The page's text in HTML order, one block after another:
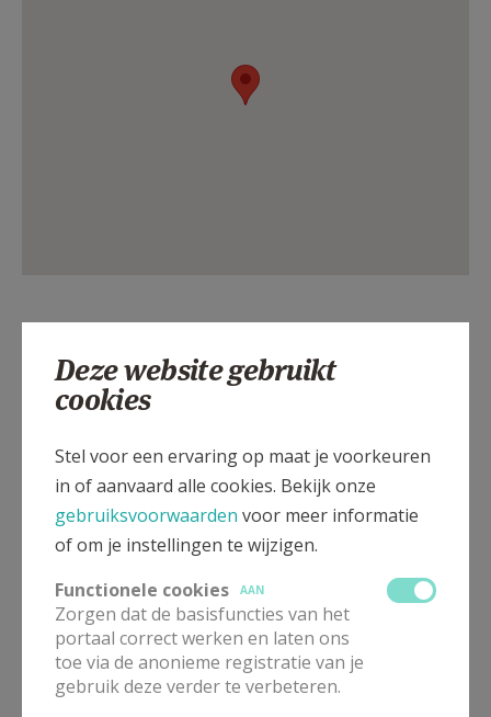
Medeverantwoordelijke
Nederlandstalige Pastoraal
Mevrouw Mariette Dhondt
Kattestraat 24 b 1
9400 Okegem
0475 58 62 84
02 215 88 45
Stuur een mailtje
Google Maps
Deze website gebruikt
cookies
Stel voor een ervaring op maat je voorkeuren
in of aanvaard alle cookies. Bekijk onze
gebruiksvoorwaarden voor meer informatie
of om je instellingen te wijzigen.
Functionele cookies
AAN
Zorgen dat de basisfuncties van het
portaal correct werken en laten ons
toe via de anonieme registratie van je
gebruik deze verder te verbeteren.